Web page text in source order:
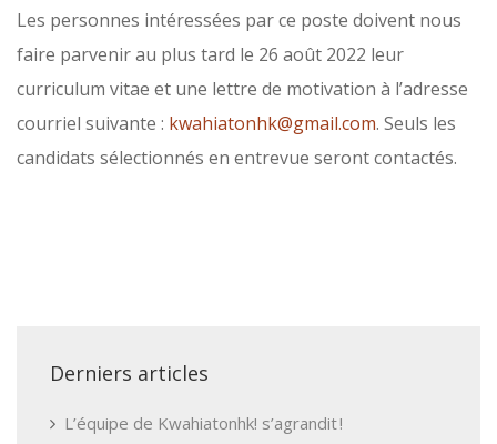
Les personnes intéressées par ce poste doivent nous
faire parvenir au plus tard le 26 août 2022 leur
curriculum vitae et une lettre de motivation à l’adresse
courriel suivante : kwahiatonhk@gmail.com. Seuls les
candidats sélectionnés en entrevue seront contactés.
Derniers articles
L’équipe de Kwahiatonhk! s’agrandit !